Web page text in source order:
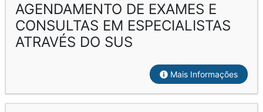
AGENDAMENTO DE EXAMES E
CONSULTAS EM ESPECIALISTAS
ATRAVÉS DO SUS
Mais Informações